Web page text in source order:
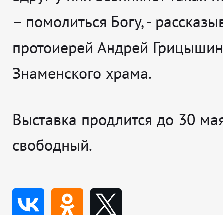
– помолиться Богу, -
протоиерей Андрей
Знаменского храма.
Выставка продлится до 30
свободный.